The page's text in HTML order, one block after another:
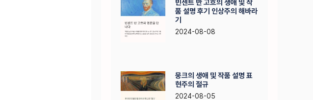
빈센트 반 고흐의 생애 및 작
품 설명 후기 인상주의 해바라
기
2024-08-08
뭉크의 생애 및 작품 설명 표
현주의 절규
2024-08-05